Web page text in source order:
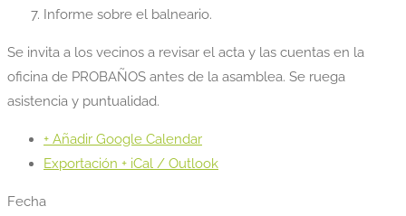
Informe sobre el balneario.
Se invita a los vecinos a revisar el acta y las cuentas en la
oficina de PROBAÑOS antes de la asamblea. Se ruega
asistencia y puntualidad.
+ Añadir Google Calendar
Exportación + iCal / Outlook
Fecha